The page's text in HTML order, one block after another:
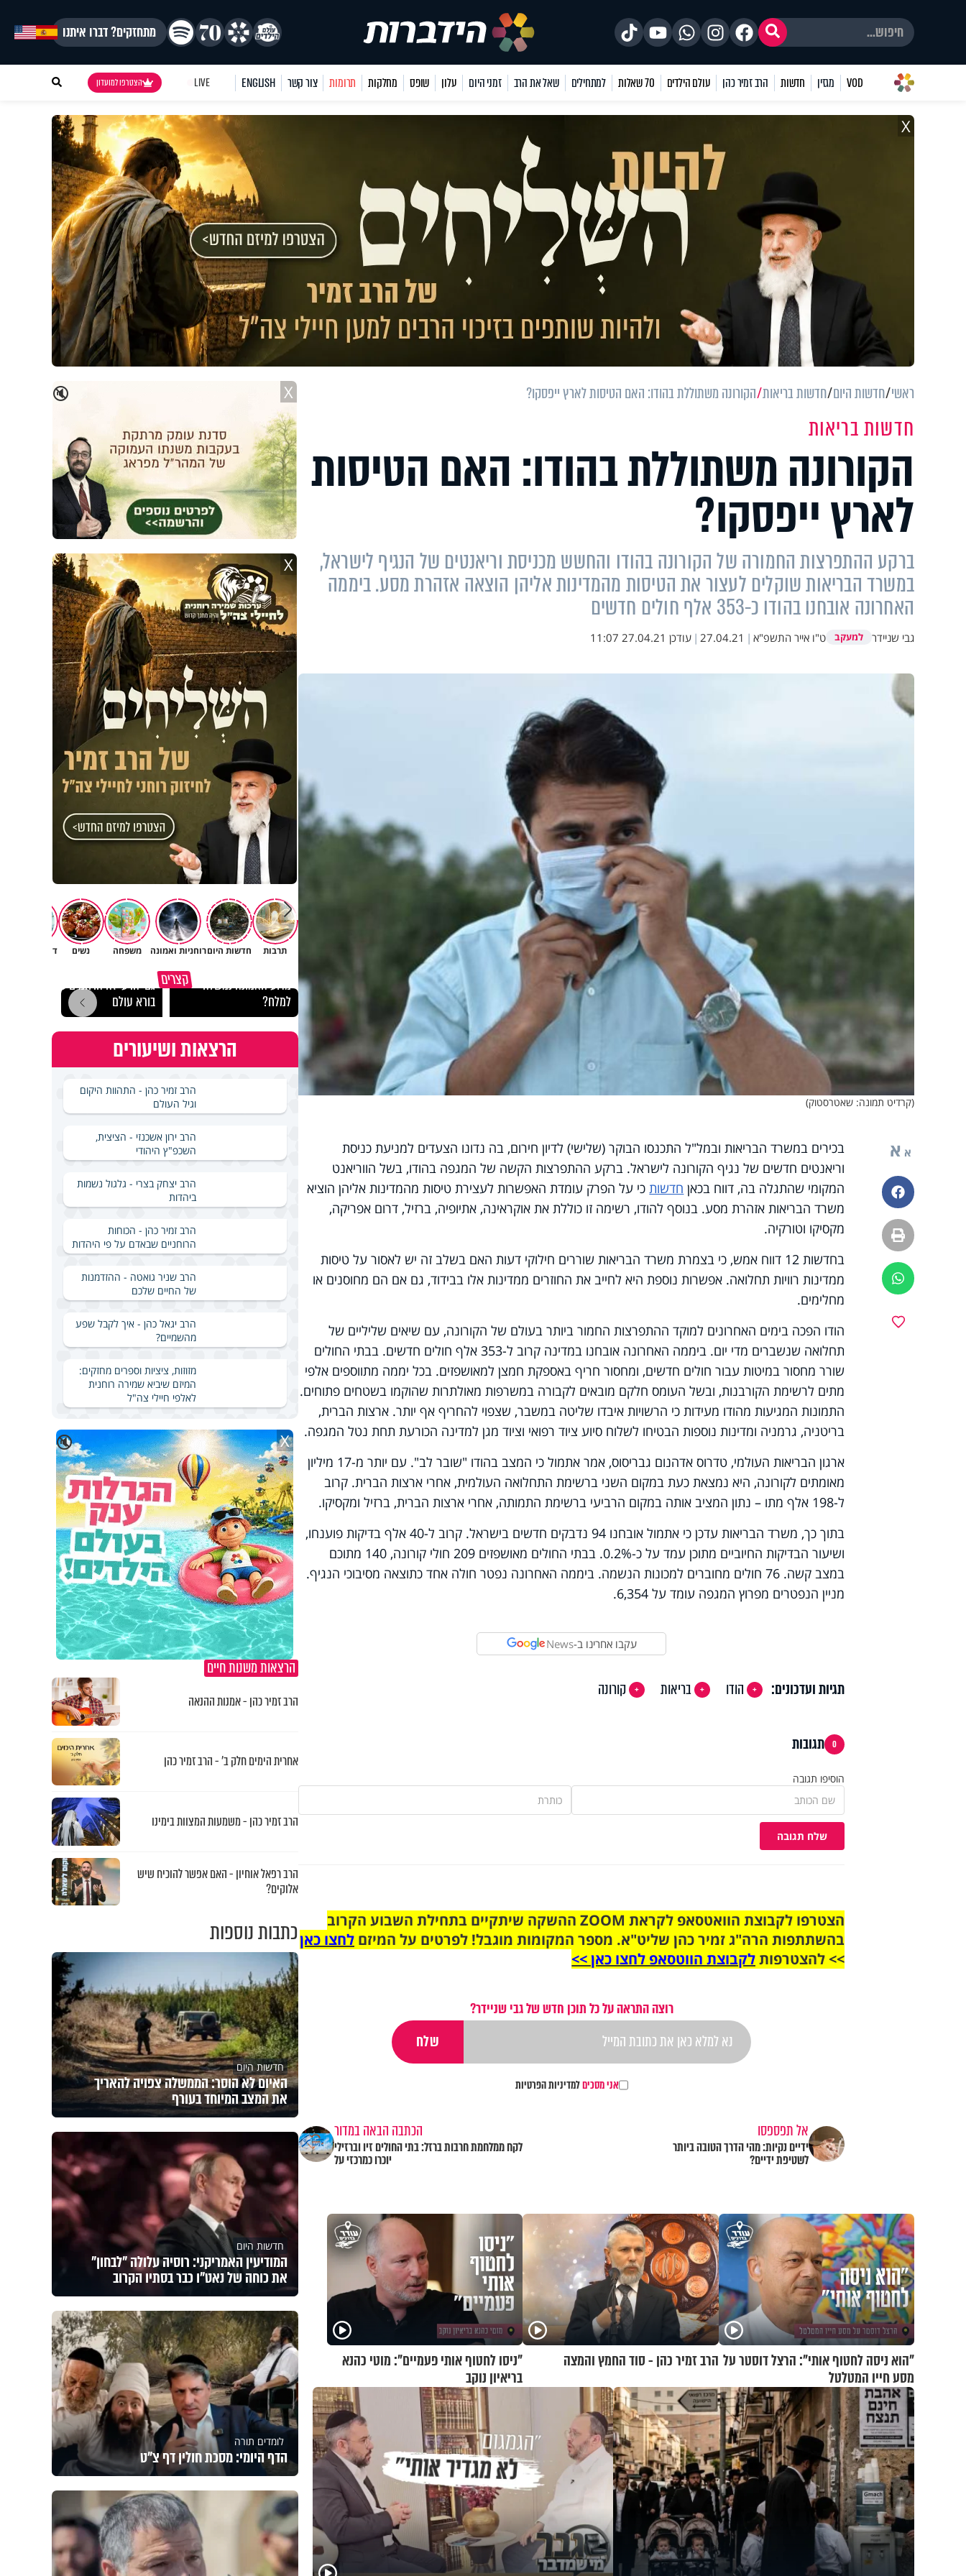
מתחזקים? דברו איתנו
VOD מגזין חדשות הרב זמיר כהן עולם הילדים 70 שאלות למתחילים שאל את הרב זמני היום עלון שופס מחלקות תרומות צור קשר ENGLISH
LIVE הצטרפו למועדון
X
ראשי חדשות היום חדשות בריאות הקורונה משתוללת בהודו: האם הטיסות לארץ ייפסקו?
חדשות בריאות
הקורונה משתוללת בהודו: האם הטיסות
לארץ ייפסקו?
ברקע ההתפרצות החמורה של הקורונה בהודו והחשש מכניסת וריאנטים של הנגיף לישראל,
במשרד הבריאות שוקלים לעצור את הטיסות מהמדינות אליהן הוצאה אזהרת מסע. ביממה
האחרונה אובחנו בהודו כ-353 אלף חולים חדשים
גבי שניידר למעקב ט"ו אייר התשפ"א |
27.04.21
| עודכן 27.04.21 11:07
(קרדיט תמונה: שאטרסטוק)
א א
פייסבוק
הדפסה
ווטסאפ
בכירים במשרד הבריאות ובמל"ל התכנסו הבוקר (שלישי) לדיון חירום, בה נדונו הצעדים למניעת כניסת
וריאנטים חדשים של נגיף הקורונה לישראל. ברקע ההתפרצות הקשה של המגפה בהודו, בשל הווריאנט
המקומי שהתגלה בה, דווח בכאן חדשותכי על הפרק עומדת האפשרות לעצירת טיסות מהמדינות אליהן הוציא
משרד הבריאות אזהרת מסע. בנוסף להודו, רשימה זו כוללת את אוקראינה, אתיופיה, ברזיל, דרום אפריקה,
מקסיקו וטורקיה.
בחדשות 12 דווח אמש, כי בצמרת משרד הבריאות שוררים חילוקי דעות האם בשלב זה יש לאסור על טיסות
ממדינות רוויות תחלואה. אפשרות נוספת היא לחייב את החוזרים ממדינות אלו בבידוד, גם אם הם מחוסנים או
מחלימים.
הודו הפכה בימים האחרונים למוקד ההתפרצות החמור ביותר בעולם של הקורונה, עם שיאים שליליים של
תחלואה שנשברים מדי יום. ביממה האחרונה אובחנו במדינה קרוב ל-353 אלף חולים חדשים. בבתי החולים
שורר מחסור במיטות עבור חולים חדשים, ומחסור חריף באספקת חמצן למאושפזים. בכל יממה מתווספים אלפי
מתים לרשימת הקורבנות, ובשל העומס חלקם מובאים לקבורה במשרפות מאולתרות שהוקמו בשטחים פתוחים.
התמונות המגיעות מהודו מעידות כי הרשויות איבדו שליטה במשבר, שצפוי להחריף אף יותר. ארצות הברית,
בריטניה, גרמניה ומדינות נוספות הבטיחו לשלוח סיוע ציוד רפואי וציוד מגן למדינה הכורעת תחת נטל המגפה.
ארגון הבריאות העולמי, טדרוס אדהנום גבריסוס, אמר אתמול כי המצב בהודו "שובר לב"
. עם יותר מ-17 מיליון
מאומתים לקורונה, היא נמצאת כעת במקום השני ברשימת התחלואה העולמית, אחרי ארצות הברית. קרוב
ל-198 אלף מתו – נתון המציב אותה במקום הרביעי ברשימת התמותה, אחרי ארצות הברית, ברזיל ומקסיקו.
בתוך כך, משרד הבריאות עדכן כי אתמול אובחנו 94 נדבקים חדשים בישראל. קרוב ל-40 אלף בדיקות פוענחו,
ושיעור הבדיקות החיוביים מתוכן עמד על כ-0.2%. בבתי החולים מאושפזים 209 חולי קורונה, 140 מתוכם
במצב קשה. 76 חולים מחוברים למכונות הנשמה. ביממה האחרונה נפטר חולה אחד כתוצאה מסיבוכי הנגיף.
מניין הנפטרים מפרוץ המגפה עומד על 6,354.
עקבו אחרינו ב-News
תגיות ועדכונים: הודו בריאות קורונה
0 תגובות
הוסיפו תגובה
שלח תגובה
הצטרפו לקבוצת הוואטסאפ לקראת ZOOM ההשקה שיתקיים בתחילת השבוע הקרוב
בהשתתפות הרה"ג זמיר כהן שליט"א. מספר המקומות מוגבל! לפרטים על המיזם לחצו כאן
>> להצטרפותלקבוצת הווטסאפ לחצו כאן >>
רוצה התראה על כל תוכן חדש של גבי שניידר?
אני מסכיםלמדיניות הפרטיות
אל תפספסו
ידיים נקיות: מהי הדרך הטובה ביותר
לשטיפת ידיים?
הכתבה הבאה במדור
לקח ממלחמת חרבות ברזל: בתי החולים זיו וברזילי
יוכרו כמרכזי על
"הוא ניסה לחטוף אותי": הרצל דוסטר על
מסע חייו המטלטל
הרב זמיר כהן - סוד החמץ והמצה
"ניסו לחטוף אותי פעמיים": מוטי כהנא
בריאיון נוקב
🔇 X
X
תרבות חדשות היוםרוחניות ואמונה משפחה נשים דעות וטורים
קצרים
מדוע האמונה נמשלה
למלח?
גם ׳הרע׳ זה הרחמים של
בורא עולם
הרצאות ושיעורים
הרב זמיר כהן - התהוות היקום
וגיל העולם
הרב ירון אשכנזי - הציצית,
השכפ"ץ היהודי
הרב יצחק בצרי - גלגול נשמות
ביהדות
הרב זמיר כהן - הכוחות
הרוחניים שבאדם על פי היהדות
הרב שניר גואטה - ההזדמנות
של החיים שלכם
הרב יגאל כהן - איך לקבל שפע
מהשמיים?
מזוזות, ציציות וספרים מחזקים:
המיזם שיביא שמירה רוחנית
לאלפי חיילי צה"ל
🔇 X
הרצאות משנות חיים
הרב זמיר כהן - אמנות ההנאה
אחרית הימים חלק ב’ - הרב זמיר כהן
הרב זמיר כהן - משמעות המצוות בימינו
הרב רפאל אוחיון - האם אפשר להוכיח שיש
אלוקים?
כתבות נוספות
חדשות היום
האיום לא הוסר: הממשלה צפויה להאריך
את המצב המיוחד בעורף
חדשות היום
המודיעין האמריקני: רוסיה עלולה "לבחון"
את כוחה של נאט"ו כבר בסתיו הקרוב
לומדים תורה
הדף היומי: מסכת חולין דף צ"ט